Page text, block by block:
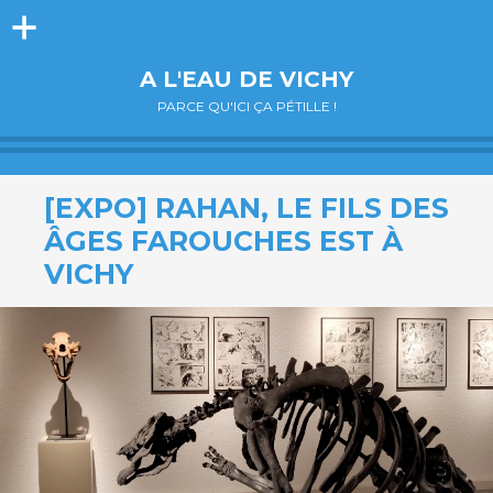
A L'EAU DE VICHY
PARCE QU'ICI ÇA PÉTILLE !
[EXPO] RAHAN, LE FILS DES
ÂGES FAROUCHES EST À
VICHY